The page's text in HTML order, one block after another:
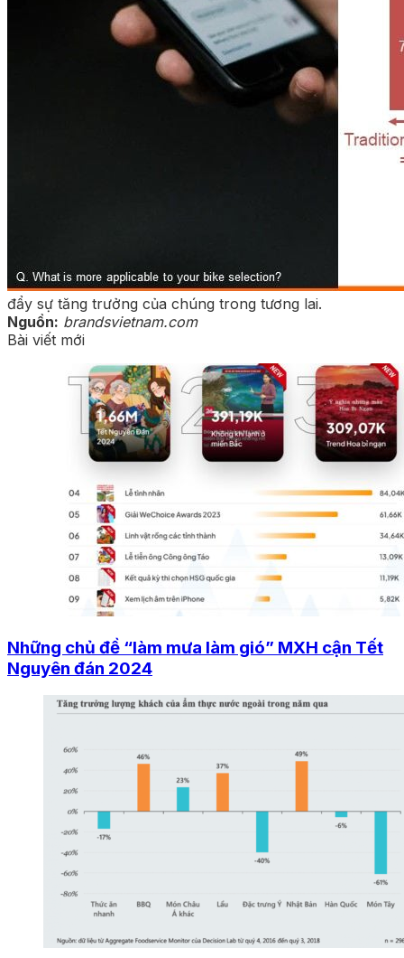
đẩy sự tăng trưởng của chúng trong tương lai.
Nguồn: brandsvietnam.com
Bài viết mới
Những chủ đề “làm mưa làm gió” MXH cận Tết
Nguyên đán 2024